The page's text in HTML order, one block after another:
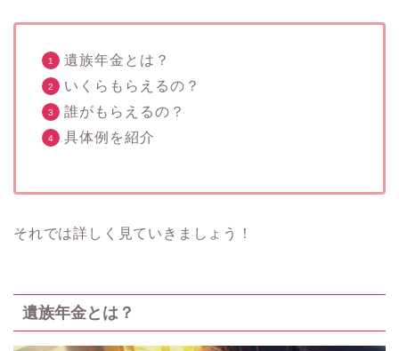
遺族年金とは？
いくらもらえるの？
誰がもらえるの？
具体例を紹介
それでは詳しく見ていきましょう！
遺族年金とは？